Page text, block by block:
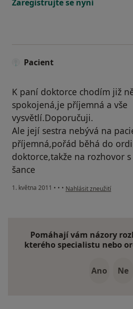
Zaregistrujte se nyní
Pacient
K paní doktorce chodím již
spokojená,je příjemná a vše
vysvětlí.Doporučuji.
Ale její sestra nebývá na
příjemná,pořád běhá do
doktorce,takže na rozhovor
šance
1. května 2011 • • • podle názoru uživatele
Nahlásit zneužití
Pomáhají vám názory
kterého specialistu nebo
Ano Ne